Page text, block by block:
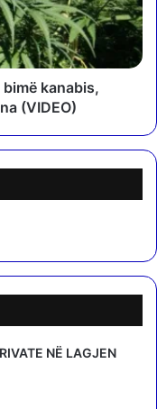
kanabis,
(VIDEO)
NË LAGJEN